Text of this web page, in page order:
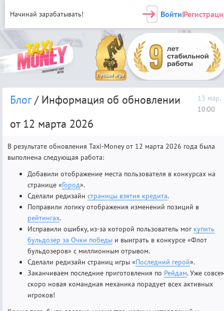
Начинай зарабатывать! Войти|
Блог/ Информация об обновлении
от 12 марта 2026
13 мар.
10:00
В результате обновления Taxi-Money от 12 марта 2026 года была
выполнена следующая работа:
Добавили отображение места пользователя в конкурсах на
странице «Город».
Сделали редизайн страницы взятия кредита.
Поправили логику отображения изменений позиций в
рейтингах.
Исправили ошибку, из-за которой пользователь мог купить
бульдозер за Очки победы и выиграть в конкурсе «Флот
бульдозеров» с миллионным отрывом.
Сделали редизайн страниц игры «Последний герой».
Заканчиваем последние приготовления по Рейдам. Уже
скоро новая командная механика порадует всех активных
игроков!